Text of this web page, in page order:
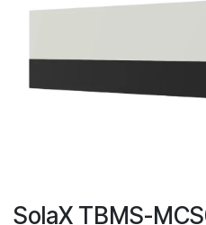
SolaX TBMS-